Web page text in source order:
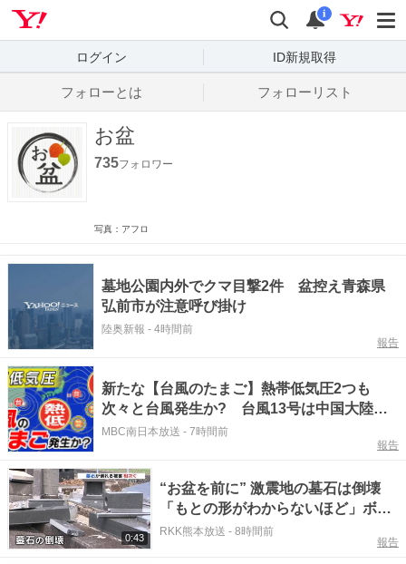
検索
通知
i
ログイン ID新規取得
フォローとは フォローリスト
お盆
735フォロワー
写真：アフロ
墓地公園内外でクマ目撃2件 盆控え青森県
弘前市が注意呼び掛け
陸奥新報 - 4時間前
報告
新たな【台風のたまご】熱帯低気圧2つも
次々と台風発生か? 台風13号は中国大陸
へ 15号は東北地方へ【雨風シミュレーショ
ン19日（水）まで/お盆休み天気予報】気象庁
進路予想 気象庁予想天気図「台風情報」
MBC南日本放送 - 7時間前
報告
0:43
“お盆を前に” 激震地の墓石は倒壊
「もとの形がわからないほど」ボラ
ンティアが片付けも修理追いつかず
RKK熊本放送 - 8時間前
報告